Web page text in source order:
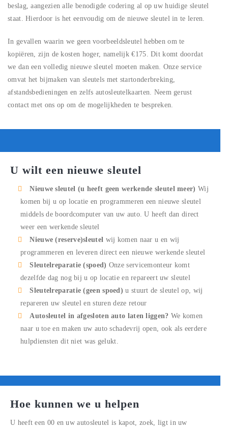
beslag, aangezien alle benodigde codering al op uw huidige sleutel
staat. Hierdoor is het eenvoudig om de nieuwe sleutel in te leren.
In gevallen waarin we geen voorbeeldsleutel hebben om te
kopiëren, zijn de kosten hoger, namelijk €175. Dit komt doordat
we dan een volledig nieuwe sleutel moeten maken. Onze service
omvat het bijmaken van sleutels met startonderbreking,
afstandsbedieningen en zelfs autosleutelkaarten. Neem gerust
contact met ons op om de mogelijkheden te bespreken.
U wilt een nieuwe sleutel
Nieuwe sleutel (u heeft geen werkende sleutel meer) Wij
komen bij u op locatie en programmeren een nieuwe sleutel
middels de boordcomputer van uw auto. U heeft dan direct
weer een werkende sleutel
Nieuwe (reserve)sleutel wij komen naar u en wij
programmeren en leveren direct een nieuwe werkende sleutel
Sleutelreparatie (spoed) Onze servicemonteur komt
dezelfde dag nog bij u op locatie en repareert uw sleutel
Sleutelreparatie (geen spoed)u stuurt de sleutel op, wij
repareren uw sleutel en sturen deze retour
Autosleutel in afgesloten auto laten liggen? We komen
naar u toe en maken uw auto schadevrij open, ook als eerdere
hulpdiensten dit niet was gelukt.
Hoe kunnen we u helpen
U heeft een 00 en uw autosleutel is kapot, zoek, ligt in uw